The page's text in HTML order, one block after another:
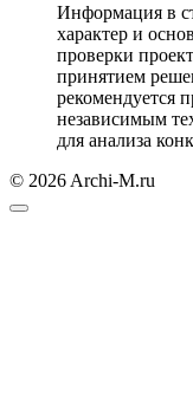
Информация в
характер и
проверки
принятием
рекомендуется
независимым
для анализа
© 2026 Archi-M.ru